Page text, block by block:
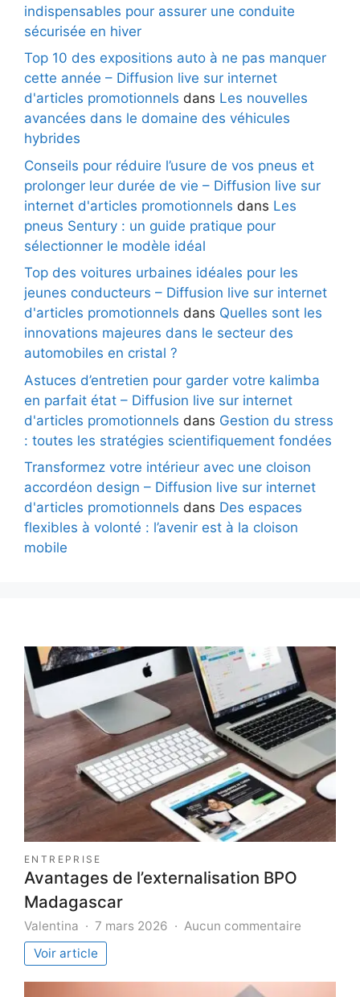
indispensables pour assurer une conduite
sécurisée en hiver
Top 10 des expositions auto à ne pas manquer
cette année – Diffusion live sur internet
d'articles promotionnels dans Les nouvelles
avancées dans le domaine des véhicules
hybrides
Conseils pour réduire l’usure de vos pneus et
prolonger leur durée de vie – Diffusion live sur
internet d'articles promotionnels dans Les
pneus Sentury : un guide pratique pour
sélectionner le modèle idéal
Top des voitures urbaines idéales pour les
jeunes conducteurs – Diffusion live sur internet
d'articles promotionnels dans Quelles sont les
innovations majeures dans le secteur des
automobiles en cristal ?
Astuces d’entretien pour garder votre kalimba
en parfait état – Diffusion live sur internet
d'articles promotionnels dans Gestion du stress
: toutes les stratégies scientifiquement fondées
Transformez votre intérieur avec une cloison
accordéon design – Diffusion live sur internet
d'articles promotionnels dans Des espaces
flexibles à volonté : l’avenir est à la cloison
mobile
ENTREPRISE
Avantages de l’externalisation BPO
Madagascar
Valentina 7 mars 2026 Aucun commentaire
Voir article